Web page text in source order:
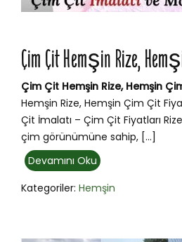
Çim Çit Hemşin Rize,
Çim Çit Hemşin Rize, Hemşin
Hemşin Rize, Hemşin Çim Çit
Çit İmalatı – Çim Çit Fiyatları
çim görünümüne sahip, […]
Devamını Oku
Kategoriler: Hemşin